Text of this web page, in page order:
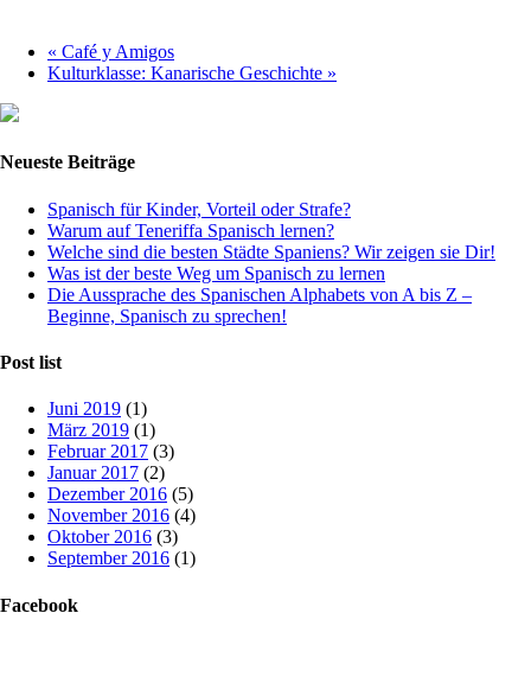
« Café y Amigos
Kulturklasse: Kanarische Geschichte »
Neueste Beiträge
Spanisch für Kinder, Vorteil oder Strafe?
Warum auf Teneriffa Spanisch lernen?
Welche sind die besten Städte Spaniens? Wir zeigen sie Dir!
Was ist der beste Weg um Spanisch zu lernen
Die Aussprache des Spanischen Alphabets von A bis Z –
Beginne, Spanisch zu sprechen!
Post list
Juni 2019 (1)
März 2019 (1)
Februar 2017 (3)
Januar 2017 (2)
Dezember 2016 (5)
November 2016 (4)
Oktober 2016 (3)
September 2016 (1)
Facebook